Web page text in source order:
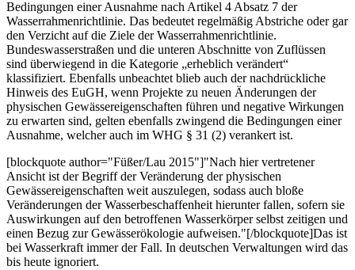
Bedingungen einer Ausnahme nach Artikel 4 Absatz 7 der
Wasserrahmenrichtlinie. Das bedeutet regelmäßig Abstriche oder gar
den Verzicht auf die Ziele der Wasserrahmenrichtlinie.
Bundeswasserstraßen und die unteren Abschnitte von Zuflüssen
sind überwiegend in die Kategorie „erheblich verändert“
klassifiziert. Ebenfalls unbeachtet blieb auch der nachdrückliche
Hinweis des EuGH, wenn Projekte zu neuen Änderungen der
physischen Gewässereigenschaften führen und negative Wirkungen
zu erwarten sind, gelten ebenfalls zwingend die Bedingungen einer
Ausnahme, welcher auch im WHG § 31 (2) verankert ist.
[blockquote author="Füßer/Lau 2015"]"Nach hier vertretener
Ansicht ist der Begriff der Veränderung der physischen
Gewässereigenschaften weit auszulegen, sodass auch bloße
Veränderungen der Wasserbeschaffenheit hierunter fallen, sofern sie
Auswirkungen auf den betroffenen Wasserkörper selbst zeitigen und
einen Bezug zur Gewässerökologie aufweisen."[/blockquote]Das ist
bei Wasserkraft immer der Fall. In deutschen Verwaltungen wird das
bis heute ignoriert.